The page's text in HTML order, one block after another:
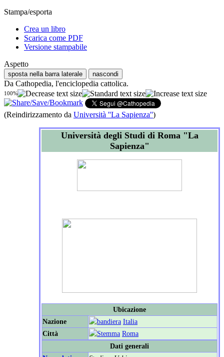
Stampa/esporta
Crea un libro
Scarica come PDF
Versione stampabile
Aspetto
sposta nella barra laterale nascondi
Da Cathopedia, l'enciclopedia cattolica.
100%
(Reindirizzamento da Università ''La Sapienza'')
Università degli Studi di Roma "La
Sapienza"
Ubicazione
Nazione
Italia
Città
Roma
Dati generali